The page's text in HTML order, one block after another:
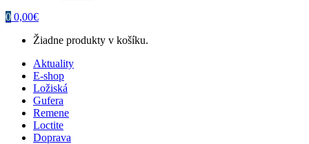
0 0,00€
Žiadne produkty v košíku.
Aktuality
E-shop
Ložiská
Gufera
Remene
Loctite
Doprava